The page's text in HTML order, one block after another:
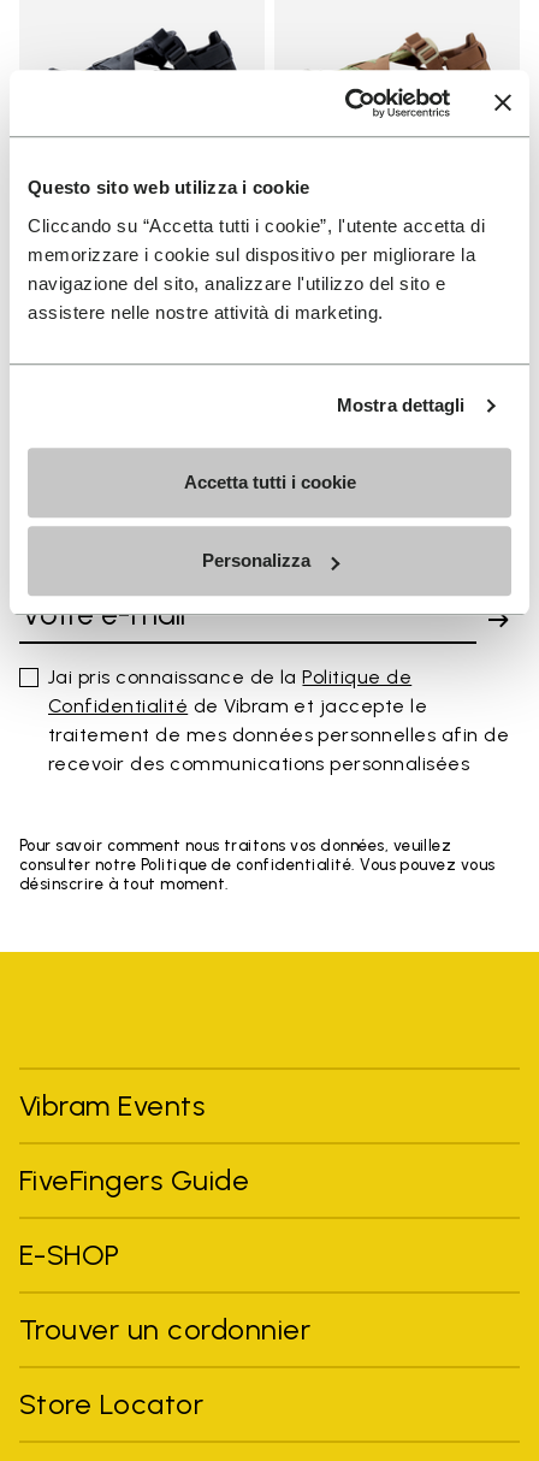
Questo sito web utilizza i cookie
Cliccando su “Accetta tutti i cookie”, l'utente accetta di
memorizzare i cookie sul dispositivo per migliorare la
navigazione del sito, analizzare l'utilizzo del sito e
assistere nelle nostre attività di marketing.
Mostra dettagli
Accetta tutti i cookie
Personalizza
Breezandal
+ 3 couleurs
€ 150,00
Breezandal
+ 3 couleurs
€ 150,00
You've seen 19 products out of 19
DERNIÈRES NOUVEAUTÉS
Jai pris connaissance de laPolitique de
Confidentialité de Vibram et jaccepte le
traitement de mes données personnelles afin de
recevoir des communications personnalisées
Pour savoir comment nous traitons vos données, veuillez
consulter notre Politique de confidentialité. Vous pouvez vous
désinscrire à tout moment.
Vibram Events
FiveFingers Guide
E-SHOP
Trouver un cordonnier
Store Locator